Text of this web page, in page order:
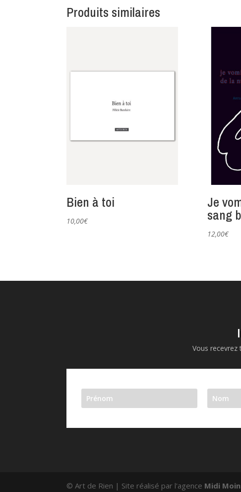
Produits similaires
Bien à toi
10,00€
Je
sang
12,00€
Vous recevrez
© Art de Rien | Site réalisé par l'agence Midi